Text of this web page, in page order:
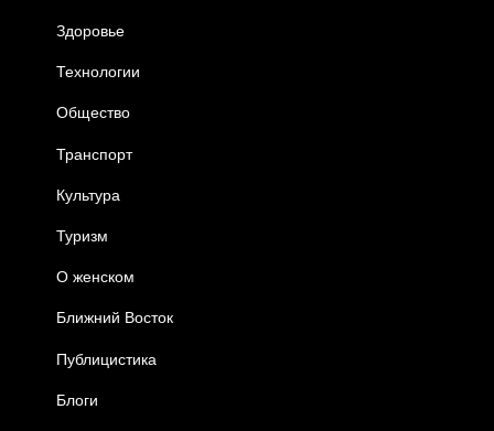
Здоровье
Технологии
Общество
Транспорт
Культура
Туризм
О женском
Ближний Восток
Публицистика
Блоги